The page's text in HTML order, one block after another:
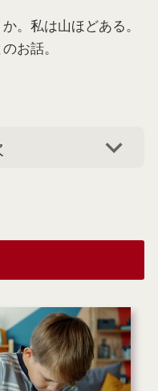
。私は山ほどある。
お話。